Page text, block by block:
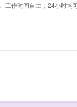
工作时间自由，24小时均